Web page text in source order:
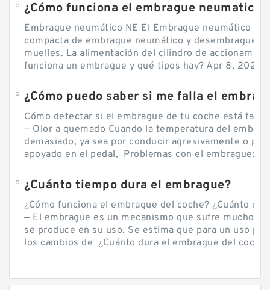
¿Cómo funciona el embrague neumatico?
Embrague neumático NE El Embrague neumático
compacta de embrague neumático y desembrague
muelles. La alimentación del cilindro de
funciona un embrague y qué tipos hay? Apr 8, 2020
Cómo detectar si el embrague de tu coche está
— Olor a quemado Cuando la temperatura del
demasiado, ya sea por conducir agresivamente o
apoyado en el pedal, Problemas con el embrague:
¿Cuánto tiempo dura el embrague?
¿Cómo funciona el embrague del coche? ¿Cuánto
— El embrague es un mecanismo que sufre mucho
se produce en su uso. Se estima que para un uso
los cambios de ¿Cuánto dura el embrague del